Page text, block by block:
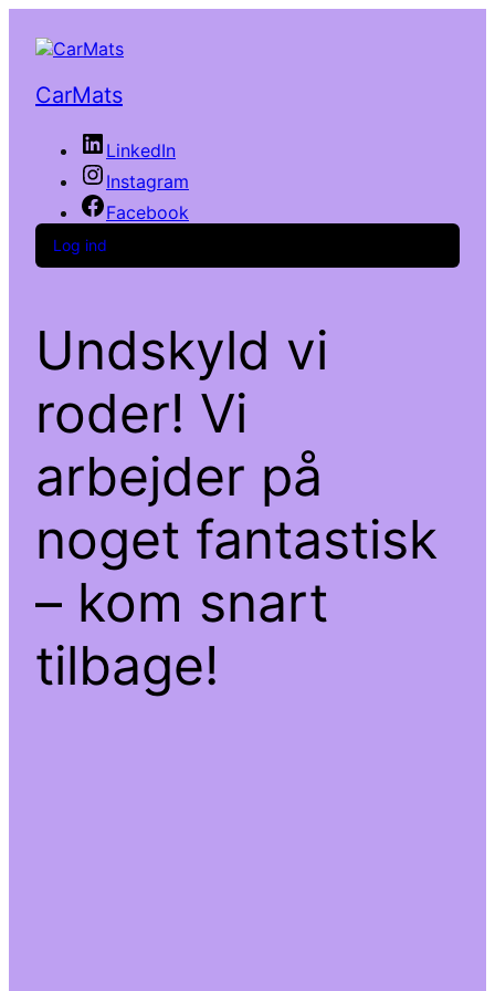
CarMats
LinkedIn
Instagram
Facebook
Log ind
Undskyld vi
roder! Vi
arbejder på
noget fantastisk
– kom snart
tilbage!